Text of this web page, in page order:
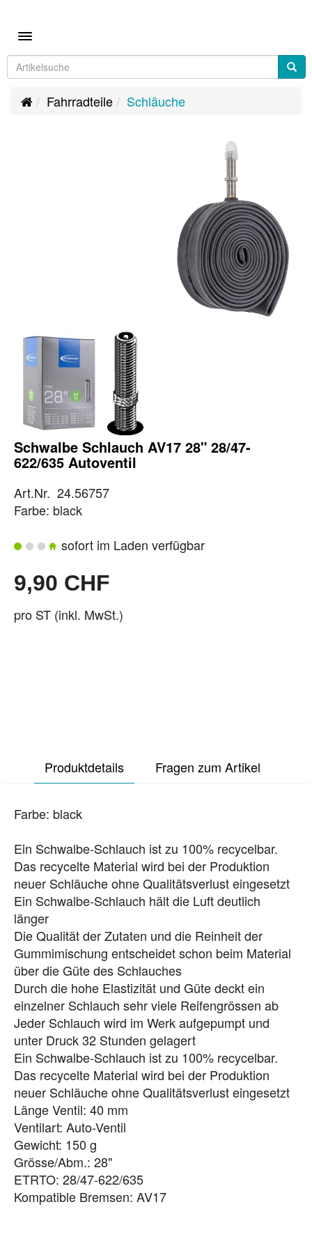
Toggle navigation
Fahrradteile Schläuche
Schwalbe Schlauch AV17 28" 28/47-
622/635 Autoventil
Art.Nr. 24.56757
Farbe: black
sofort im Laden verfügbar
9,90 CHF
pro ST (inkl. MwSt.)
Produktdetails Fragen zum Artikel
Farbe: black
Ein Schwalbe-Schlauch ist zu 100% recycelbar.
Das recycelte Material wird bei der Produktion
neuer Schläuche ohne Qualitätsverlust eingesetzt
Ein Schwalbe-Schlauch hält die Luft deutlich
länger
Die Qualität der Zutaten und die Reinheit der
Gummimischung entscheidet schon beim Material
über die Güte des Schlauches
Durch die hohe Elastizität und Güte deckt ein
einzelner Schlauch sehr viele Reifengrössen ab
Jeder Schlauch wird im Werk aufgepumpt und
unter Druck 32 Stunden gelagert
Ein Schwalbe-Schlauch ist zu 100% recycelbar.
Das recycelte Material wird bei der Produktion
neuer Schläuche ohne Qualitätsverlust eingesetzt
Länge Ventil: 40 mm
Ventilart: Auto-Ventil
Gewicht: 150 g
Grösse/Abm.: 28"
ETRTO: 28/47-622/635
Kompatible Bremsen: AV17